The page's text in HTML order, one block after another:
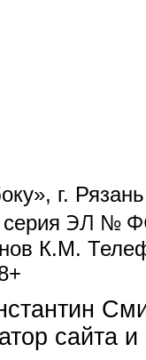
г.
ЭЛ №
К.М.
e-mail)
сайта